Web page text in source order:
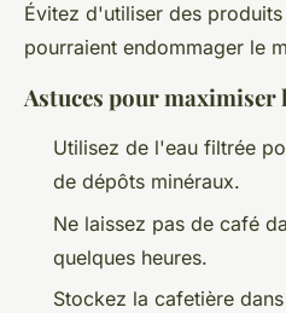
Évitez d'utiliser des
pourraient endommager le
Astuces pour maximiser
Utilisez de l'eau filtrée
de dépôts minéraux.
Ne laissez pas de café
quelques heures.
Stockez la cafetière